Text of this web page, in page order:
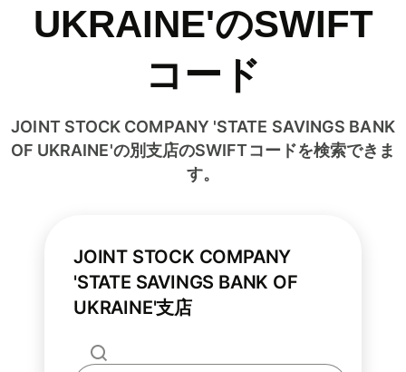
UKRAINE'のSWIFT
コード
JOINT STOCK COMPANY 'STATE SAVINGS BANK
OF UKRAINE'の別支店のSWIFTコードを検索できま
す。
JOINT STOCK COMPANY
'STATE SAVINGS BANK OF
UKRAINE'支店